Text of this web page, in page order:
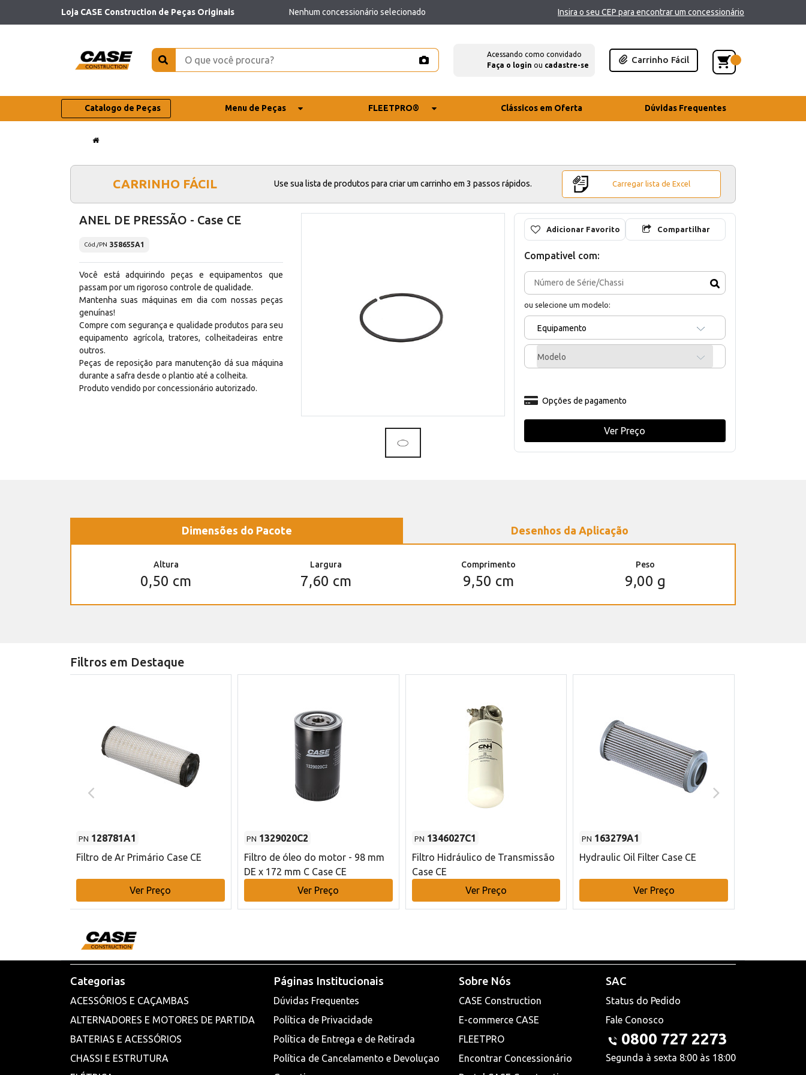
Loja CASE Construction de Peças Originais Nenhum concessionário selecionado Insira o seu CEP para encontrar um concessionário
Acessando como convidado
Faça o login ou cadastre-se
Carrinho Fácil
Catalogo de Peças Menu de Peças FLEETPRO® Clássicos em Oferta Dúvidas Frequentes
CARRINHO FÁCIL Use sua lista de produtos para criar um carrinho em 3 passos rápidos. Carregar lista de Excel
ANEL DE PRESSÃO - Case CE
Cód./PN 358655A1
Você está adquirindo peças e equipamentos que
passam por um rigoroso controle de qualidade.
Mantenha suas máquinas em dia com nossas peças
genuínas!
Compre com segurança e qualidade produtos para seu
equipamento agrícola, tratores, colheitadeiras entre
outros.
Peças de reposição para manutenção dá sua máquina
durante a safra desde o plantio até a colheita.
Produto vendido por concessionário autorizado.
Adicionar Favorito Compartilhar
Compativel com:
ou selecione um modelo:
Equipamento
Modelo
Opções de pagamento
Ver Preço
Dimensões do Pacote Desenhos da Aplicação
Altura
0,50 cm
Largura
7,60 cm
Comprimento
9,50 cm
Peso
9,00 g
Filtros em Destaque
PN 128781A1
Filtro de Ar Primário Case CE
Ver Preço
PN 1329020C2
Filtro de óleo do motor - 98 mm
DE x 172 mm C Case CE
Ver Preço
PN 1346027C1
Filtro Hidráulico de Transmissão
Case CE
Ver Preço
PN 163279A1
Hydraulic Oil Filter Case CE
Ver Preço
Categorias
ACESSÓRIOS E CAÇAMBAS
ALTERNADORES E MOTORES DE PARTIDA
BATERIAS E ACESSÓRIOS
CHASSI E ESTRUTURA
Páginas Institucionais
Dúvidas Frequentes
Política de Privacidade
Política de Entrega e de Retirada
Política de Cancelamento e Devoluçao
Sobre Nós
CASE Construction
E-commerce CASE
FLEETPRO
Encontrar Concessionário
SAC
Status do Pedido
Fale Conosco
0800 727 2273
Segunda à sexta 8:00 às 18:00